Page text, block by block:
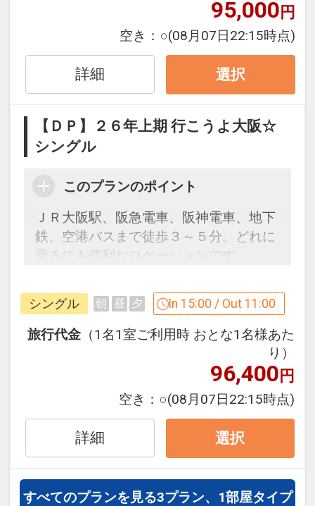
95,000円
空き： ○(08月07日22:15時点)
詳細 選択
【ＤＰ】２６年上期 行こうよ大阪☆
シングル
このプランのポイント
ＪＲ大阪駅、阪急電車、阪神電車、地下
鉄、空港バスまで徒歩３～５分。どれに
乗るにも便利なロケーションです。
設定期間：2026年4月1日～2026年9月
30日
インターネットコース番号：DP-1-
シングル 朝 昼 夕 In 15:00 / Out 11:00
旅行代金 （1名1室ご利用時 おとな1名様あた
り）
96,400円
空き： ○(08月07日22:15時点)
詳細 選択
すべてのプランを見る3プラン、1部屋タイプ